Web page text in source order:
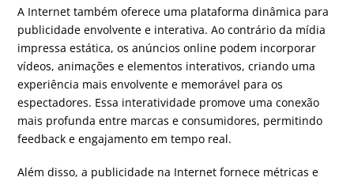
A Internet também oferece uma plataforma dinâmica para
publicidade envolvente e interativa. Ao contrário da mídia
impressa estática, os anúncios online podem incorporar
vídeos, animações e elementos interativos, criando uma
experiência mais envolvente e memorável para os
espectadores. Essa interatividade promove uma conexão
mais profunda entre marcas e consumidores, permitindo
feedback e engajamento em tempo real.
Além disso, a publicidade na Internet fornece métricas e